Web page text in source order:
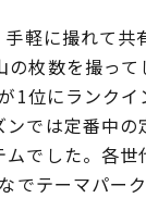
軽に撮れて
枚数を撮って
位にランク
では定番中
でした。各
テーマパー